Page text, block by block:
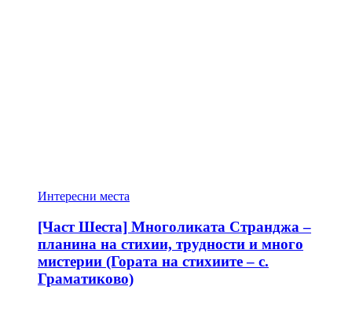
Интересни места
[Част Шеста] Многоликата Странджа –
планина на стихии, трудности и много
мистерии (Гората на стихиите – с.
Граматиково)